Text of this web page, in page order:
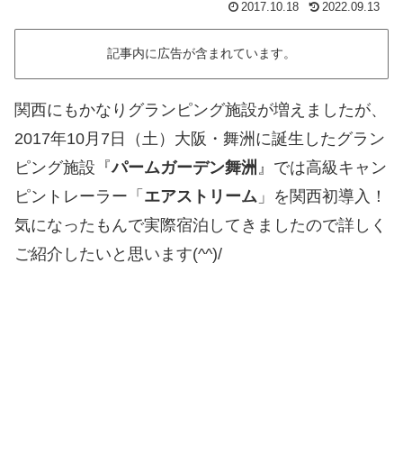
2017.10.18 2022.09.13
記事内に広告が含まれています。
関西にもかなりグランピング施設が増えましたが、
2017年10月7日（土）大阪・舞洲に誕生したグラン
ピング施設『パームガーデン舞洲 』では高級キャン
ピントレーラー「 エアストリーム 」を関西初導入！
気になったもんで実際宿泊してきましたので詳しく
ご紹介したいと思います(^^)/